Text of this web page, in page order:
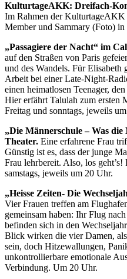
KulturtageAKK: Dreifach-
Im Rahmen der
Member und Sammary (Foto)
„Passagiere der Nacht“ im
auf den Straßen von Paris
und des Wandels. Für Elisabeth
Arbeit bei einer Late-Night-
einen heimatlosen Teenager,
Hier erfährt Talulah zum ersten
Freitag und sonntags, jeweils
„Die Männerschule – Was
Theater. Eine erfahrene Frau
Günstig ist es, dass der junge
Frau lehrbereit. Also, los
samstags, jeweils um 20 Uhr.
„Heisse Zeiten- Die
Vier Frauen treffen am
gemeinsam haben: Ihr Flug
befinden sich in den
Blick wirken die vier Damen,
sein, doch Hitzewallungen,
unkontrollierbare emotionale
Verbindung. Um 20 Uhr.